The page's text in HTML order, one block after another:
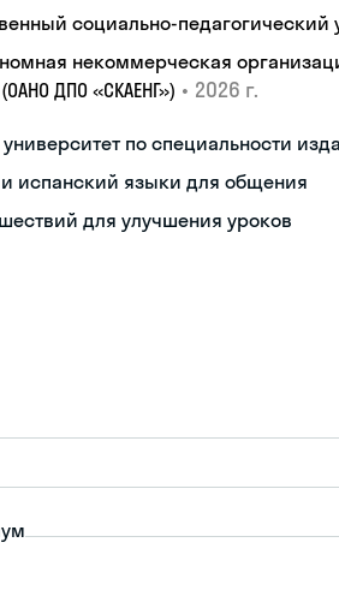
социально-педагогический
некоммерческая
ДПО «СКАЕНГ») • 2026 г.
по специальности
и испанский языки для общения
для улучшения уроков